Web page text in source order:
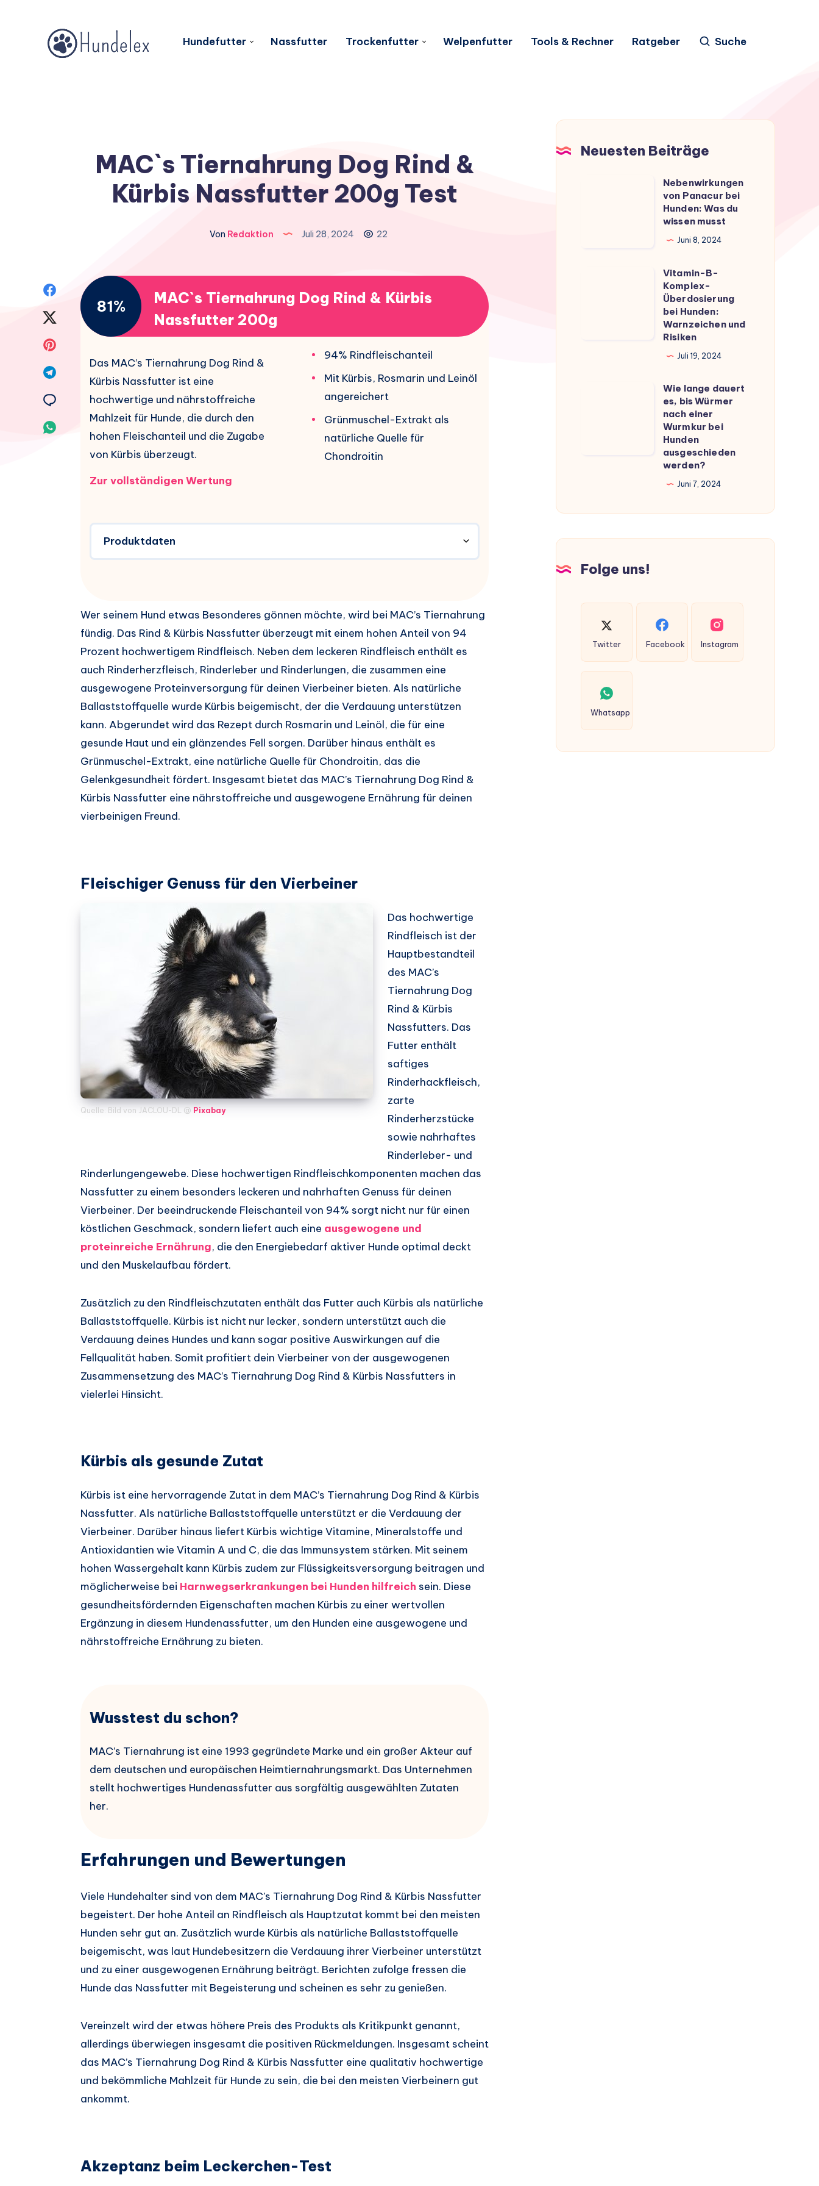
Hundefutter Nassfutter Trockenfutter Welpenfutter Tools & Rechner Ratgeber Suche
MAC`s Tiernahrung Dog Rind &
Kürbis Nassfutter 200g Test
Von Redaktion Juli 28, 2024 22
Facebook
Pinterest
Telegram
Whatsapp
81%
MAC`s Tiernahrung Dog Rind & Kürbis
Nassfutter 200g
Das MAC’s Tiernahrung Dog Rind &
Kürbis Nassfutter ist eine
hochwertige und nährstoffreiche
Mahlzeit für Hunde, die durch den
hohen Fleischanteil und die Zugabe
von Kürbis überzeugt.
Zur vollständigen Wertung
94% Rindfleischanteil
Mit Kürbis, Rosmarin und Leinöl
angereichert
Grünmuschel-Extrakt als
natürliche Quelle für
Chondroitin
Produktdaten
Wer seinem Hund etwas Besonderes gönnen möchte, wird bei MAC’s Tiernahrung
fündig. Das Rind & Kürbis Nassfutter überzeugt mit einem hohen Anteil von 94
Prozent hochwertigem Rindfleisch. Neben dem leckeren Rindfleisch enthält es
auch Rinderherzfleisch, Rinderleber und Rinderlungen, die zusammen eine
ausgewogene Proteinversorgung für deinen Vierbeiner bieten. Als natürliche
Ballaststoffquelle wurde Kürbis beigemischt, der die Verdauung unterstützen
kann. Abgerundet wird das Rezept durch Rosmarin und Leinöl, die für eine
gesunde Haut und ein glänzendes Fell sorgen. Darüber hinaus enthält es
Grünmuschel-Extrakt, eine natürliche Quelle für Chondroitin, das die
Gelenkgesundheit fördert. Insgesamt bietet das MAC’s Tiernahrung Dog Rind &
Kürbis Nassfutter eine nährstoffreiche und ausgewogene Ernährung für deinen
vierbeinigen Freund.
Fleischiger Genuss für den Vierbeiner
Quelle: Bild von JACLOU-DL @ Pixabay
Das hochwertige
Rindfleisch ist der
Hauptbestandteil
des MAC’s
Tiernahrung Dog
Rind & Kürbis
Nassfutters. Das
Futter enthält
saftiges
Rinderhackfleisch,
zarte
Rinderherzstücke
sowie nahrhaftes
Rinderleber- und
Rinderlungengewebe. Diese hochwertigen Rindfleischkomponenten machen das
Nassfutter zu einem besonders leckeren und nahrhaften Genuss für deinen
Vierbeiner. Der beeindruckende Fleischanteil von 94% sorgt nicht nur für einen
köstlichen Geschmack, sondern liefert auch eine ausgewogene und
proteinreiche Ernährung, die den Energiebedarf aktiver Hunde optimal deckt
und den Muskelaufbau fördert.
Zusätzlich zu den Rindfleischzutaten enthält das Futter auch Kürbis als natürliche
Ballaststoffquelle. Kürbis ist nicht nur lecker, sondern unterstützt auch die
Verdauung deines Hundes und kann sogar positive Auswirkungen auf die
Fellqualität haben. Somit profitiert dein Vierbeiner von der ausgewogenen
Zusammensetzung des MAC’s Tiernahrung Dog Rind & Kürbis Nassfutters in
vielerlei Hinsicht.
Kürbis als gesunde Zutat
Kürbis ist eine hervorragende Zutat in dem MAC’s Tiernahrung Dog Rind & Kürbis
Nassfutter. Als natürliche Ballaststoffquelle unterstützt er die Verdauung der
Vierbeiner. Darüber hinaus liefert Kürbis wichtige Vitamine, Mineralstoffe und
Antioxidantien wie Vitamin A und C, die das Immunsystem stärken. Mit seinem
hohen Wassergehalt kann Kürbis zudem zur Flüssigkeitsversorgung beitragen und
möglicherweise bei Harnwegserkrankungen bei Hunden hilfreich sein. Diese
gesundheitsfördernden Eigenschaften machen Kürbis zu einer wertvollen
Ergänzung in diesem Hundenassfutter, um den Hunden eine ausgewogene und
nährstoffreiche Ernährung zu bieten.
Wusstest du schon?
MAC’s Tiernahrung ist eine 1993 gegründete Marke und ein großer Akteur auf
dem deutschen und europäischen Heimtiernahrungsmarkt. Das Unternehmen
stellt hochwertiges Hundenassfutter aus sorgfältig ausgewählten Zutaten
her.
Erfahrungen und Bewertungen
Viele Hundehalter sind von dem MAC’s Tiernahrung Dog Rind & Kürbis Nassfutter
begeistert. Der hohe Anteil an Rindfleisch als Hauptzutat kommt bei den meisten
Hunden sehr gut an. Zusätzlich wurde Kürbis als natürliche Ballaststoffquelle
beigemischt, was laut Hundebesitzern die Verdauung ihrer Vierbeiner unterstützt
und zu einer ausgewogenen Ernährung beiträgt. Berichten zufolge fressen die
Hunde das Nassfutter mit Begeisterung und scheinen es sehr zu genießen.
Vereinzelt wird der etwas höhere Preis des Produkts als Kritikpunkt genannt,
allerdings überwiegen insgesamt die positiven Rückmeldungen. Insgesamt scheint
das MAC’s Tiernahrung Dog Rind & Kürbis Nassfutter eine qualitativ hochwertige
und bekömmliche Mahlzeit für Hunde zu sein, die bei den meisten Vierbeinern gut
ankommt.
Akzeptanz beim Leckerchen-Test
Neuesten Beiträge
Nebenwirkungen
von Panacur bei
Hunden: Was du
wissen musst
Juni 8, 2024
Vitamin-B-
Komplex-
Überdosierung
bei Hunden:
Warnzeichen und
Risiken
Juli 19, 2024
Hunden
ausgeschieden
Wie lange dauert
es, bis Würmer
nach einer
Wurmkur bei
Hunden
ausgeschieden
werden?
Juni 7, 2024
Folge uns!
Twitter Facebook Instagram
Whatsapp